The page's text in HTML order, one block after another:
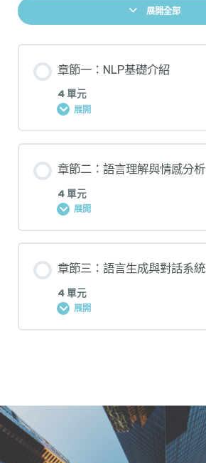
展開全部
章節一：NLP基礎介紹
4 單元
展開
章節二：語言理解與情感分析
4 單元
展開
章節三：語言生成與對話系統
4 單元
展開